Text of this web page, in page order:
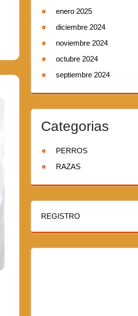
enero 2025
diciembre 2024
noviembre 2024
octubre 2024
septiembre 2024
Categorias
PERROS
RAZAS
REGISTRO